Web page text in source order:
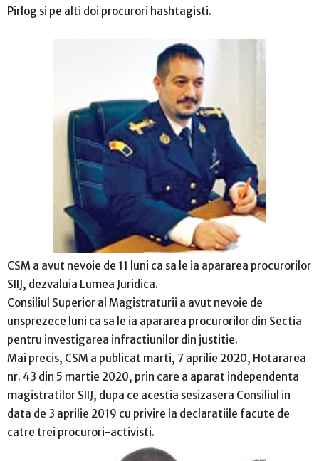
Pirlog si pe alti doi procurori hashtagisti.
CSM a avut nevoie de 11 luni ca sa le ia apararea procurorilor
SIIJ, dezvaluia Lumea Juridica.
Consiliul Superior al Magistraturii a avut nevoie de
unsprezece luni ca sa le ia apararea procurorilor din Sectia
pentru investigarea infractiunilor din justitie.
Mai precis, CSM a publicat marti, 7 aprilie 2020, Hotararea
nr. 43 din 5 martie 2020, prin care a aparat independenta
magistratilor SIIJ, dupa ce acestia sesizasera Consiliul in
data de 3 aprilie 2019 cu privire la declaratiile facute de
catre trei procurori-activisti.